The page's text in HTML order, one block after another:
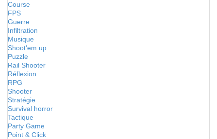
Course
FPS
Guerre
Infiltration
Musique
Shoot'em up
Puzzle
Rail Shooter
Réflexion
RPG
Shooter
Stratégie
Survival horror
Tactique
Party Game
Point & Click